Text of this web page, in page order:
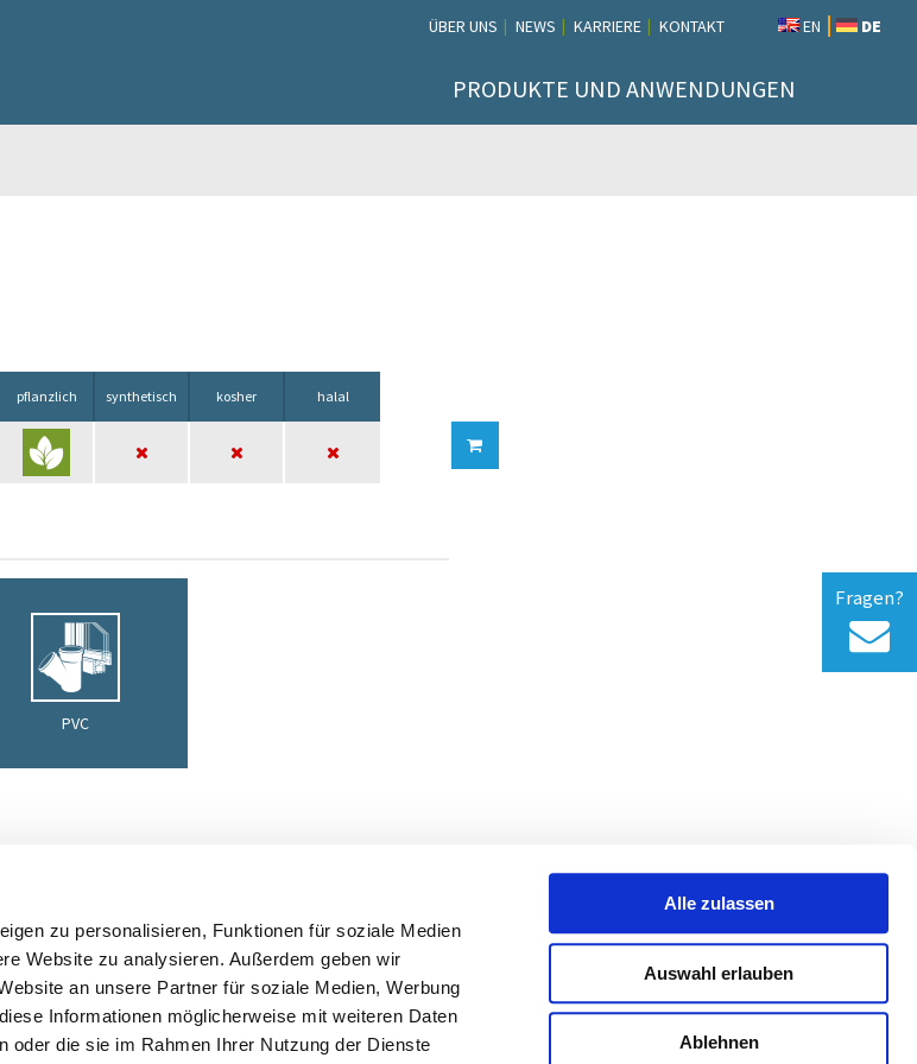
zu personalisieren, Funktionen für soziale Medien
Website zu analysieren. Außerdem geben wir
an unsere Partner für soziale Medien, Werbung
Informationen möglicherweise mit weiteren Daten
oder die sie im Rahmen Ihrer Nutzung der Dienste
Alle zulassen
Auswahl erlauben
Ablehnen
Fragen?
EN DE
PRODUKTE UND ANWENDUNGEN
ÜBER UNS NEWS KARRIERE KONTAKT
pflanzlich synthetisch kosher halal
PVC
INFORMATIONEN ZU DIESEM PRODUKT?
Impressum Kontakt